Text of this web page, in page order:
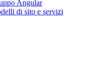
Angular
di sito e servizi